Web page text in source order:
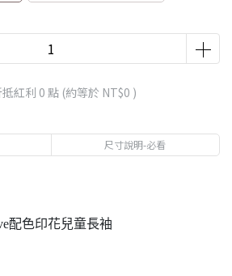
紅利 0 點 (約等於 NT$0 )
尺寸說明-必看
配色印花兒童長袖